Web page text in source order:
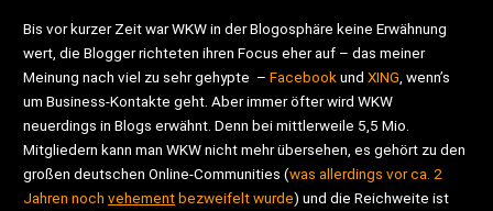
Bis vor kurzer Zeit war WKW in der Blogosphäre keine Erwähnung
wert, die Blogger richteten ihren Focus eher auf – das meiner
Meinung nach viel zu sehr gehypte –Facebook undXING , wenn’s
um Business-Kontakte geht. Aber immer öfter wird WKW
neuerdings in Blogs erwähnt. Denn bei mittlerweile 5,5 Mio.
Mitgliedern kann man WKW nicht mehr übersehen, es gehört zu den
großen deutschen Online-Communities (was allerdings vor ca. 2
Jahren nochvehementbezweifelt wurde) und die Reichweite ist